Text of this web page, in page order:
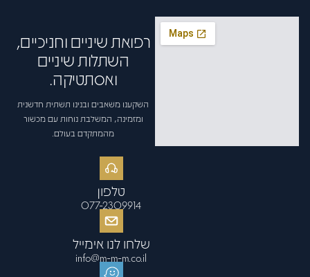
רפואת שיניים וחניכיים,
השתלות שיניים
ואסתטיקה.
השקענו משאבים ובנינו תשתית חדשנית
ומזמינה, המשלבת נוחות עם מכשור
מהמתקדם בעולם.
טלפון
077-2309914
שלחו לנו אימייל
info@m-m-m.co.il